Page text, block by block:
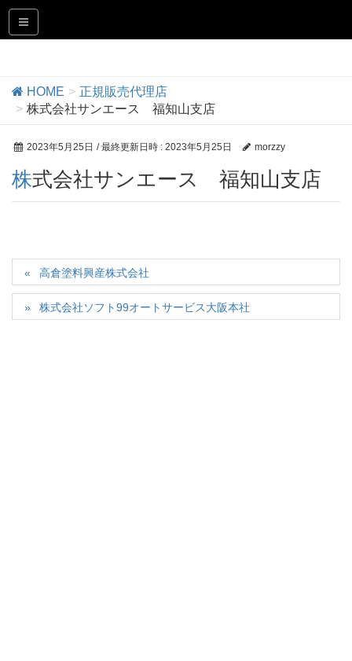
HOME
正規販売代理店
株式会社サンエース 福知山支店
2023年5月25日 / 最終更新日時 : 2023年5月25日 morzzy
株式会社サンエース 福知山支店
高倉塗料興産株式会社
株式会社ソフト99オートサービス大阪本社